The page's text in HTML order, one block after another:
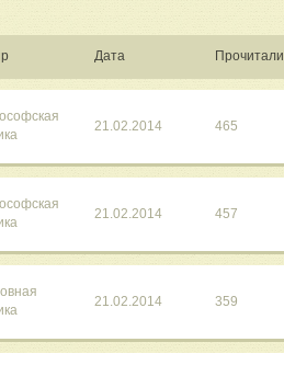
Дата Прочитали
21.02.2014 465
21.02.2014 457
21.02.2014 359